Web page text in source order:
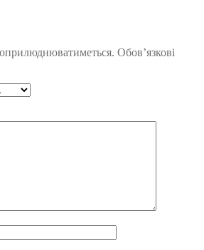
Обов’язкові